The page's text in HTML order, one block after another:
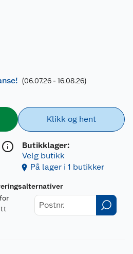
(06.07.26 - 16.08.26)
Klikk og hent
Butikklager:
Velg butikk
På lager i 1 butikker